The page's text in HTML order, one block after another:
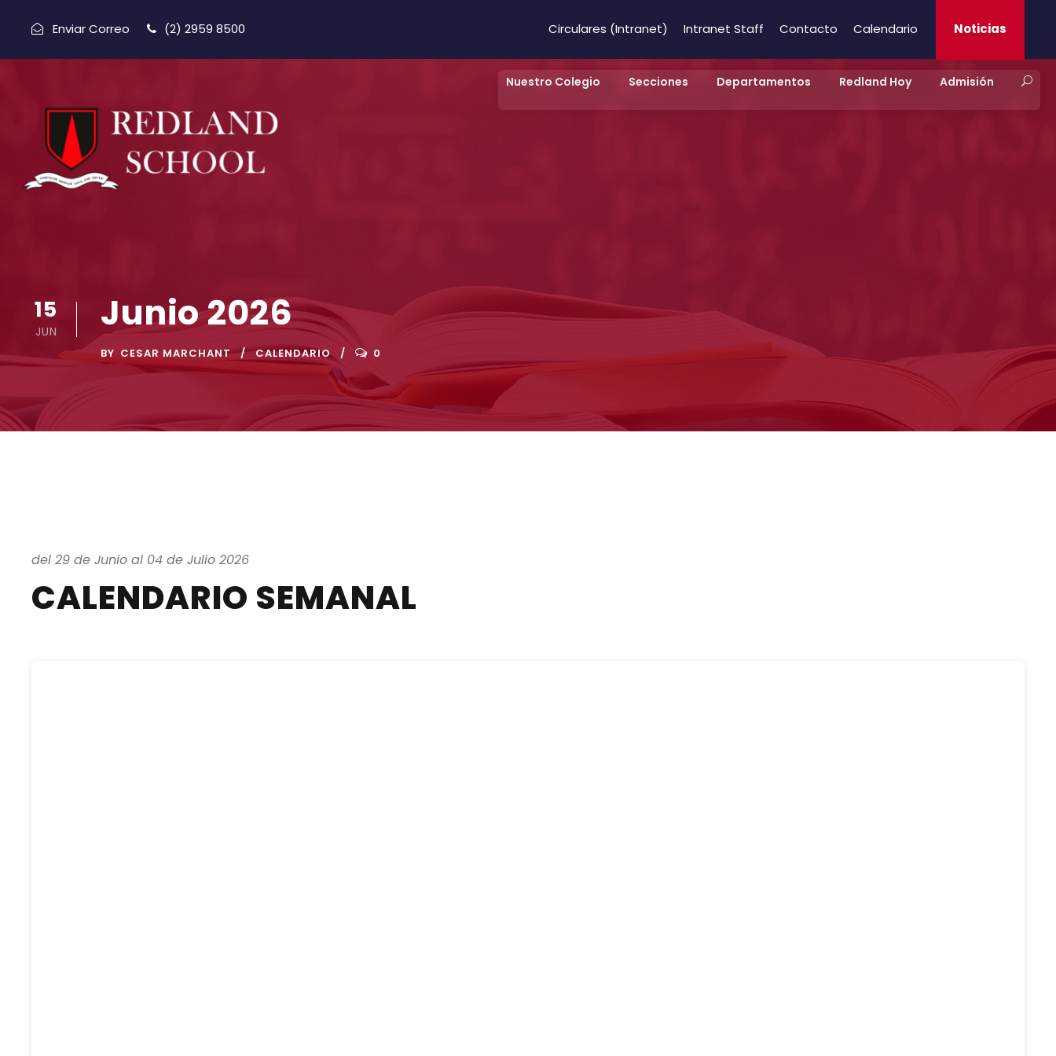
Enviar Correo (2) 2959 8500 Circulares (Intranet) Intranet Staff Contacto Calendario Noticias
Nuestro Colegio Secciones Departamentos Redland Hoy Admisión
15
JUN Junio 2026
BY CESAR MARCHANT CALENDARIO 0
del 29 de Junio al 04 de Julio 2026
CALENDARIO SEMANAL